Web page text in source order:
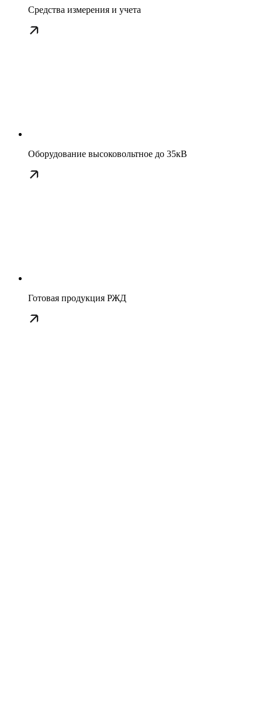
Средства измерения и учета
Оборудование высоковольтное до 35кВ
Готовая продукция РЖД